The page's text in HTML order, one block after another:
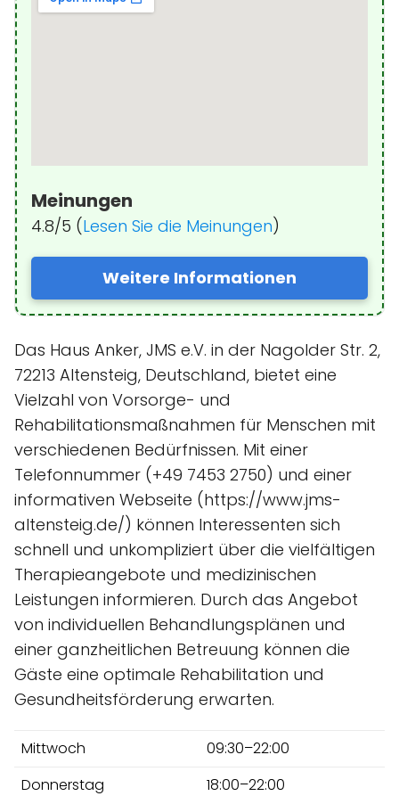
Meinungen
4.8/5 (Lesen Sie die Meinungen)
Weitere Informationen
Das Haus Anker, JMS e.V. in der Nagolder Str. 2,
72213 Altensteig, Deutschland, bietet eine
Vielzahl von Vorsorge- und
Rehabilitationsmaßnahmen für Menschen mit
verschiedenen Bedürfnissen. Mit einer
Telefonnummer (+49 7453 2750) und einer
informativen Webseite (https://www.jms-
altensteig.de/) können Interessenten sich
schnell und unkompliziert über die vielfältigen
Therapieangebote und medizinischen
Leistungen informieren. Durch das Angebot
von individuellen Behandlungsplänen und
einer ganzheitlichen Betreuung können die
Gäste eine optimale Rehabilitation und
Gesundheitsförderung erwarten.
Mittwoch
09:30–22:00
Donnerstag
18:00–22:00